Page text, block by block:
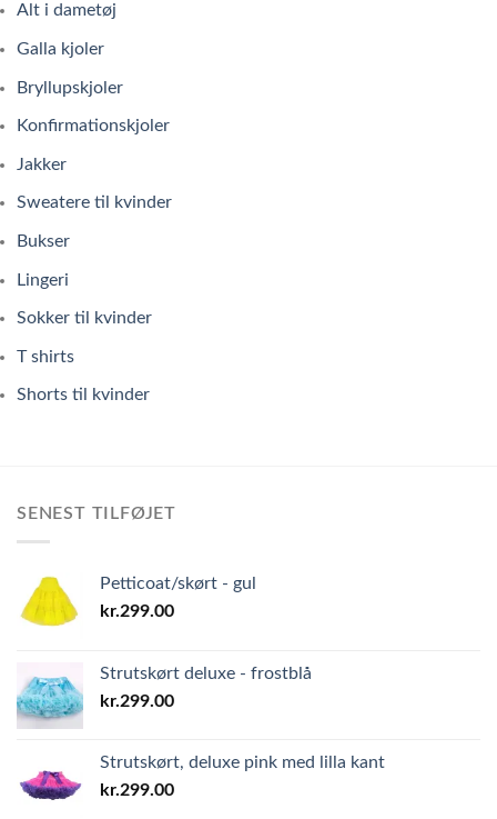
Alt i dametøj
Galla kjoler
Bryllupskjoler
Konfirmationskjoler
Jakker
Sweatere til kvinder
Bukser
Lingeri
Sokker til kvinder
T shirts
Shorts til kvinder
SENEST TILFØJET
Petticoat/skørt - gul
kr.299.00
Strutskørt deluxe - frostblå
kr.299.00
Strutskørt, deluxe pink med lilla kant
kr.299.00